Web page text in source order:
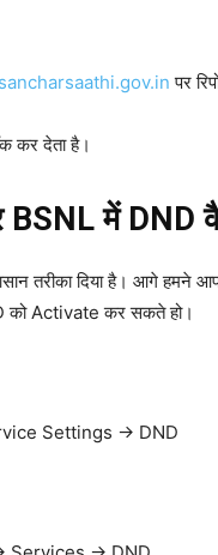
sancharsaathi.gov.inपर
कर देता है।
में DND
तरीका दिया है। आगे हमने
Activate कर सकते हो।
Settings → DND